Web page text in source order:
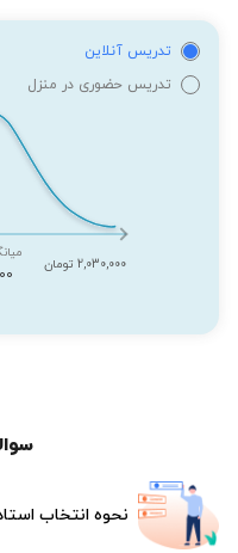
تدریس آنلاین
تدریس حضوری در منزل
2,030,000 تومان
نحوه انتخاب